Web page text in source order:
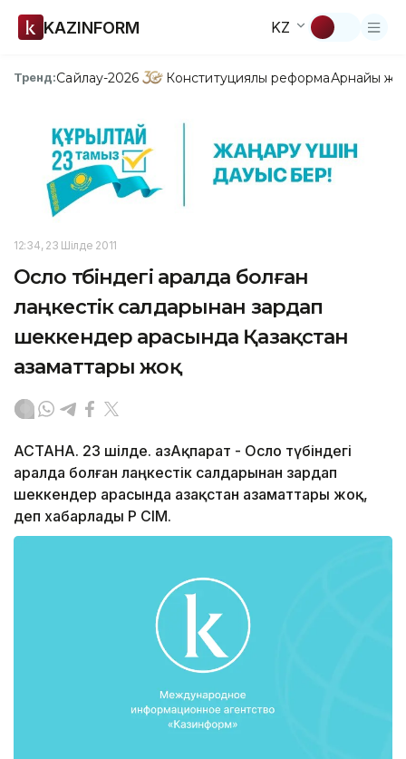
KAZINFORM KZ
Тренд:Сайлау-2026 Конституциялық реформаАрнайы
12:34, 23 Шілде 2011
Осло түбіндегі аралда болған
лаңкестік салдарынан зардап
шеккендер арасында Қазақстан
азаматтары жоқ
АСТАНА. 23 шілде. ҚазАқпарат - Осло түбіндегі
аралда болған лаңкестік салдарынан зардап
шеккендер арасында Қазақстан азаматтары жоқ,
деп хабарлады ҚР СІМ.